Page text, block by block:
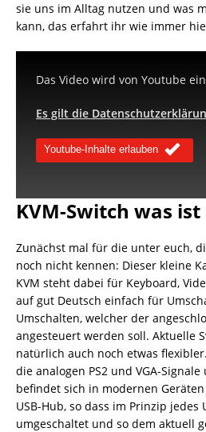
sie uns im Alltag nutzen und was
kann, das erfahrt ihr wie immer
Das Video wird von Youtube
Es gilt die
Youtube-Inhalte erlauben
KVM-Switch was ist
Zunächst mal für die unter euch,
noch nicht kennen: Dieser kleine
KVM steht dabei für Keyboard,
auf gut Deutsch einfach für
Umschalten, welcher der
angesteuert werden soll. Aktuelle
natürlich auch noch etwas
die analogen PS2 und VGA-
befindet sich in modernen
USB-Hub, so dass im Prinzip jedes
umgeschaltet und so dem aktuell